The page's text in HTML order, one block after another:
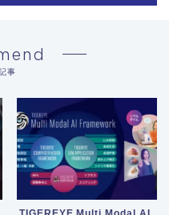
事
TIGEREYE Multi Modal AI